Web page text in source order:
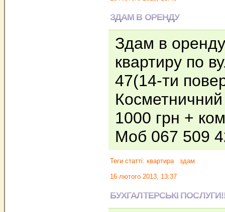
ЗДАМ В ОРЕНДУ
Здам в
квартиру по
47(14-ти
1000 грн +
Моб 067 509
Теги статті: квартира здам
16 лютого 2013, 13:37
БУХГАЛТЕРСЬКІ